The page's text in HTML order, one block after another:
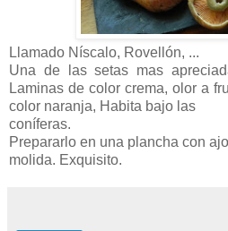
Llamado Níscalo, Rovellón, ...
Una de las setas mas
Laminas de color crema, olor a
color naranja, Habita bajo las
coníferas.
Prepararlo en una plancha con
molida. Exquisito.